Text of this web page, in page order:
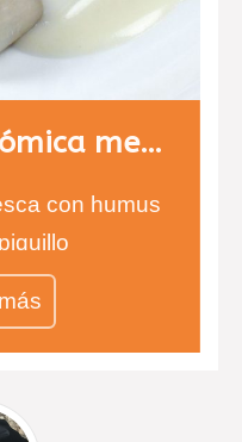
Sesión Gastronómica menú 2
con humus
de verdura y
fresa y con
de módena.